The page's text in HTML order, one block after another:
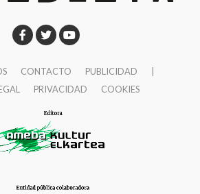
CONTACTO PUBLICIDAD
PRIVACIDAD COOKIES